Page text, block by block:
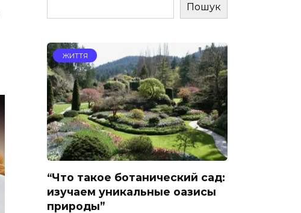
Пошук
ЖИТТЯ
“Что такое ботанический сад:
изучаем уникальные оазисы
природы”